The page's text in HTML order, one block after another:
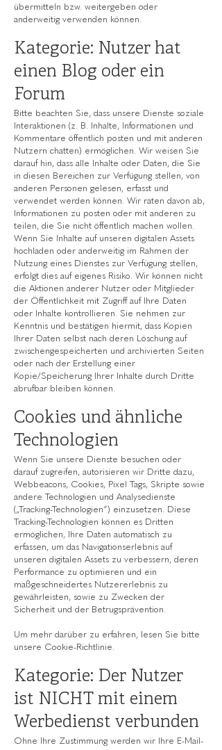
übermitteln bzw. weitergeben oder
anderweitig verwenden können.
Kategorie: Nutzer hat
einen Blog oder ein
Forum
Bitte beachten Sie, dass unsere Dienste soziale
Interaktionen (z. B. Inhalte, Informationen und
Kommentare öffentlich posten und mit anderen
Nutzern chatten) ermöglichen. Wir weisen Sie
darauf hin, dass alle Inhalte oder Daten, die Sie
in diesen Bereichen zur Verfügung stellen, von
anderen Personen gelesen, erfasst und
verwendet werden können. Wir raten davon ab,
Informationen zu posten oder mit anderen zu
teilen, die Sie nicht öffentlich machen wollen.
Wenn Sie Inhalte auf unseren digitalen Assets
hochladen oder anderweitig im Rahmen der
Nutzung eines Dienstes zur Verfügung stellen,
erfolgt dies auf eigenes Risiko. Wir können nicht
die Aktionen anderer Nutzer oder Mitglieder
der Öffentlichkeit mit Zugriff auf Ihre Daten
oder Inhalte kontrollieren. Sie nehmen zur
Kenntnis und bestätigen hiermit, dass Kopien
Ihrer Daten selbst nach deren Löschung auf
zwischengespeicherten und archivierten Seiten
oder nach der Erstellung einer
Kopie/Speicherung Ihrer Inhalte durch Dritte
abrufbar bleiben können.
Cookies und ähnliche
Technologien
Wenn Sie unsere Dienste besuchen oder
darauf zugreifen, autorisieren wir Dritte dazu,
Webbeacons, Cookies, Pixel Tags, Skripte sowie
andere Technologien und Analysedienste
(„Tracking-Technologien“) einzusetzen. Diese
Tracking-Technologien können es Dritten
ermöglichen, Ihre Daten automatisch zu
erfassen, um das Navigationserlebnis auf
unseren digitalen Assets zu verbessern, deren
Performance zu optimieren und ein
maßgeschneidertes Nutzererlebnis zu
gewährleisten, sowie zu Zwecken der
Sicherheit und der Betrugsprävention.
Um mehr darüber zu erfahren, lesen Sie bitte
unsere Cookie-Richtlinie.
Kategorie: Der Nutzer
ist NICHT mit einem
Werbedienst verbunden
Ohne Ihre Zustimmung werden wir Ihre E-Mail-